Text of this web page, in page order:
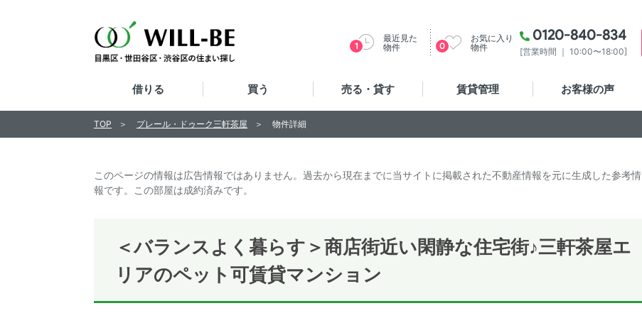
0120-840-834
[営業時間 ｜ 10:00〜18:00]
最近見た
物件
1
お気に入り
物件
0
借りる 買う 売る・貸す 賃貸管理 お客様の声
このページの情報は広告情報ではありません。過去から現在までに当サイトに掲載された不動産情報を元に生成した参考情
報です。この部屋は成約済みです。
＜バランスよく暮らす＞商店街近い閑静な住宅街♪三軒茶屋エ
リアのペット可賃貸マンション
TOP プレール・ドゥーク三軒茶屋 物件詳細